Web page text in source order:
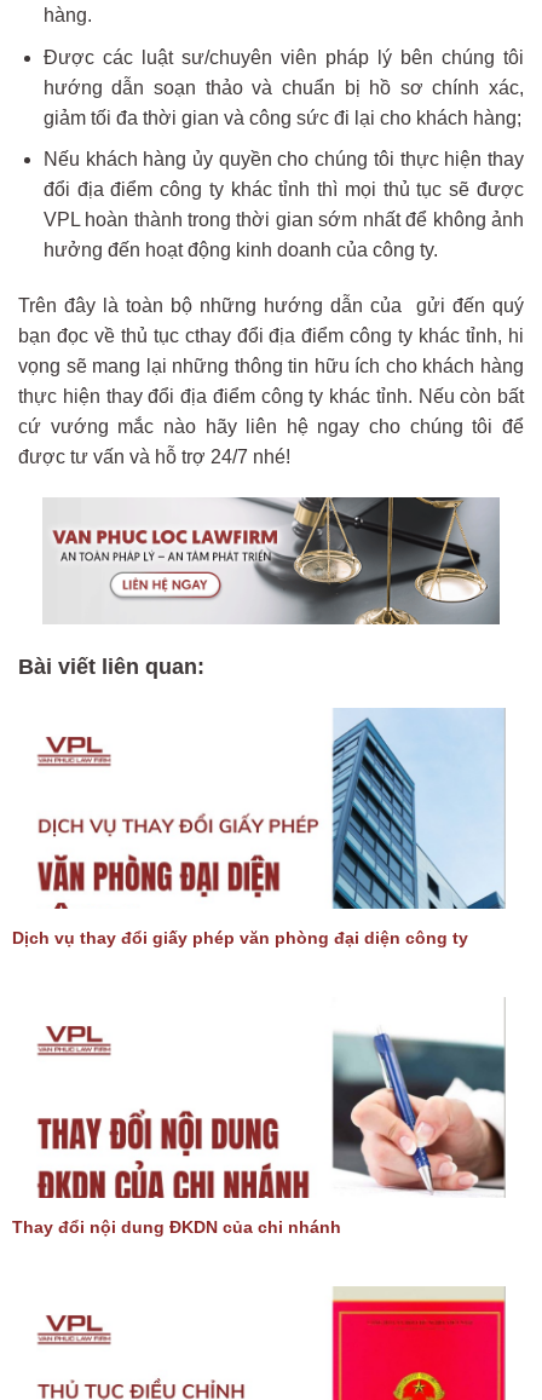
hàng.
Được các luật sư/chuyên viên pháp lý bên chúng tôi
hướng dẫn soạn thảo và chuẩn bị hồ sơ chính xác,
giảm tối đa thời gian và công sức đi lại cho khách hàng;
Nếu khách hàng ủy quyền cho chúng tôi thực hiện thay
đổi địa điểm công ty khác tỉnh thì mọi thủ tục sẽ được
VPL hoàn thành trong thời gian sớm nhất để không ảnh
hưởng đến hoạt động kinh doanh của công ty.
Trên đây là toàn bộ những hướng dẫn của gửi đến quý
bạn đọc về thủ tục cthay đổi địa điểm công ty khác tỉnh, hi
vọng sẽ mang lại những thông tin hữu ích cho khách hàng
thực hiện thay đổi địa điểm công ty khác tỉnh. Nếu còn bất
cứ vướng mắc nào hãy liên hệ ngay cho chúng tôi để
được tư vấn và hỗ trợ 24/7 nhé!
Bài viết liên quan:
Dịch vụ thay đổi giấy phép văn phòng đại diện công ty
Thay đổi nội dung ĐKDN của chi nhánh